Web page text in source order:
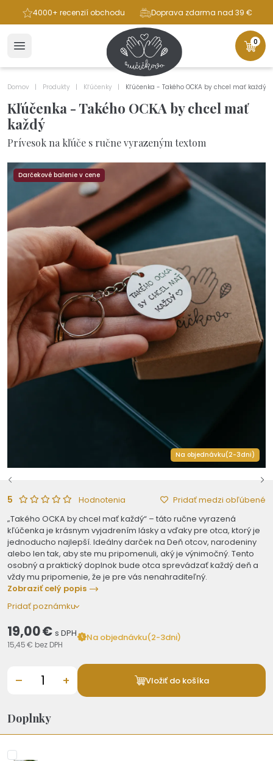
4000+ recenzií obchodu Doprava zdarma nad 39 €
0
Domov Produkty Kľúčenky Kľúčenka - Takého OCKA by chcel mať každý
Kľúčenka - Takého OCKA by chcel mať
každý
Prívesok na kľúče s ručne vyrazeným textom
Darčekové balenie v cene
Na objednávku(2-3dni)
5 Hodnotenia
Pridať medzi obľúbené
„Takého OCKA by chcel mať každý“ – táto ručne vyrazená
kľúčenka je krásnym vyjadrením lásky a vďaky pre otca, ktorý je
jednoducho najlepší. Ideálny darček na Deň otcov, narodeniny
alebo len tak, aby ste mu pripomenuli, aký je výnimočný. Tento
osobný a praktický doplnok bude otca sprevádzať každý deň a
vždy mu pripomenie, že je pre vás nenahraditeľný.
Zobraziť celý popis
Pridať poznámku
19,00 € s DPH
15,45 € bez DPH
Na objednávku(2-3dni)
– + Vložiť do košíka
Doplnky